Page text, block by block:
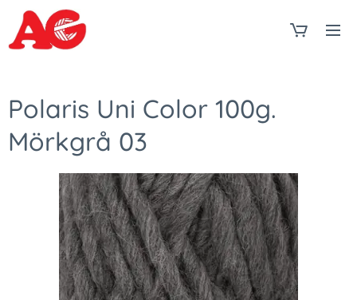
Polaris Uni Color 100g.
Mörkgrå 03